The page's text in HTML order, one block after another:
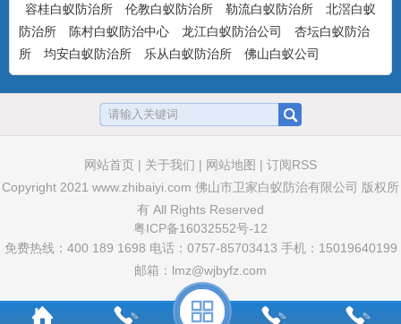
美国百户喜10%联苯菊酯乳油
产品特点：美国富美实公司出品，有刺激
气味，具有驱避和触杀作用...
卫豹·卫喜2.5%氟虫腈悬浮剂
有胃毒、触杀作用...
卫豹·10%吡虫啉悬浮剂
非驱避性剂型，无刺激气味，可杀可防，
具有胃毒和触杀作用...
容桂白蚁防治所
伦教白蚁防治所 勒流白蚁防治所
北滘白蚁
防治所
陈村白蚁防治中心 龙江白蚁防治公司
杏坛白蚁防治
所
均安白蚁防治所 乐从白蚁防治所 佛山白蚁公司
网站首页 | 关于我们 | 网站地图 | 订阅RSS
Copyright 2021 www.zhibaiyi.com 佛山市卫家白蚁防治有限公司 版权所
有 All Rights Reserved
粤ICP备16032552号-12
免费热线：400 189 1698 电话：0757-85703413 手机：15019640199
邮箱：lmz@wjbyfz.com